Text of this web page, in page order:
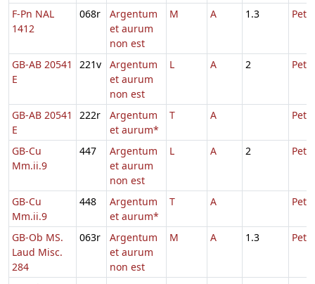
F-Pn NAL
1412
068r
Argentum
et aurum
non est
M A 1.3
GB-AB 20541
E
221v
Argentum
et aurum
non est
L A 2
GB-AB 20541
E
222r
Argentum
et aurum*
T A
GB-Cu
Mm.ii.9
447
Argentum
et aurum
non est
L A 2
GB-Cu
Mm.ii.9
448
Argentum
et aurum*
T A
GB-Ob MS.
Laud Misc.
284
063r
Argentum
et aurum
non est
M A 1.3 Petri